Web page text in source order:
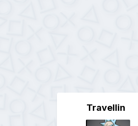
Travellin